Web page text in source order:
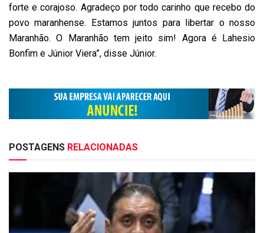
forte e corajoso. Agradeço por todo carinho que recebo do
povo maranhense. Estamos juntos para libertar o nosso
Maranhão. O Maranhão tem jeito sim! Agora é Lahesio
Bonfim e Júnior Viera”, disse Júnior.
POSTAGENS RELACIONADAS